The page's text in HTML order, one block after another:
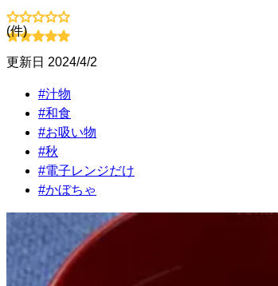
(件)
更新日 2024/4/2
#汁物
#和食
#お吸い物
#秋
#電子レンジだけ
#かぼちゃ